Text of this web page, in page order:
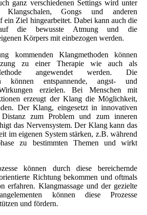
ganz verschiedenen Settings wird unter
Klangschalen, Gongs und anderen
ein Ziel hingearbeitet. Dabei kann auch die
auf die bewusste Atmung und die
Körpers mit einbezogen werden.
kommenden Klangmethoden können
zu einer Therapie wie auch als
angewendet werden. Die
können entspannende, angst- und
erzielen. Bei Menschen mit
erzeugt der Klang die Möglichkeit,
Der Klang, eingesetzt in innovativen
zum Problem und zum inneren
das Nervensystem. Der Klang kann das
im eigenen System stärken, z.B. während
zu bestimmten Themen und wirkt
können durch diese bereichernde
Richtung bekommen und oftmals
erfahren. Klangmassage und der gezielte
können diese Prozesse
und fördern.